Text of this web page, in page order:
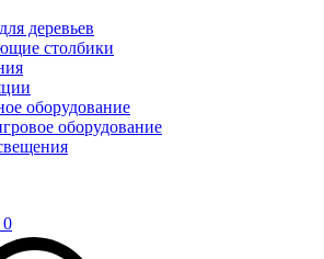
деревьев
столбики
оборудование
оборудование
0